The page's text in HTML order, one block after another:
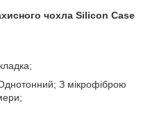
чохла Silicon Case
З мікрофіброю